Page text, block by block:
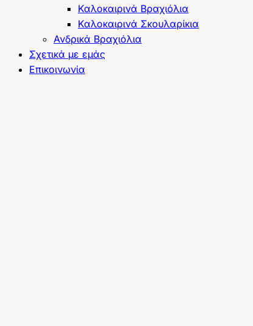
Καλοκαιρινά Βραχιόλια
Καλοκαιρινά Σκουλαρίκια
Ανδρικά Βραχιόλια
Σχετικά με εμάς
Επικοινωνία